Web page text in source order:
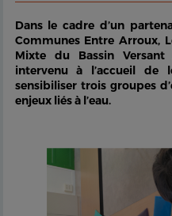
Dans le cadre d’un
Communes Entre Arroux,
Mixte du Bassin Versant
intervenu à l’accueil de
sensibiliser trois groupes
enjeux liés à l’eau.